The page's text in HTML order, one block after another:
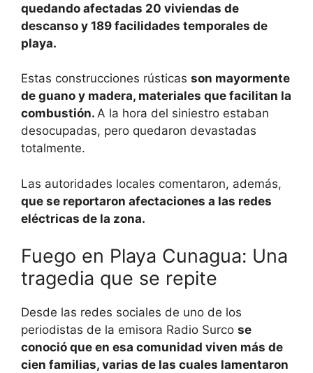
quedando afectadas 20 viviendas de
descanso y 189 facilidades temporales de
playa.
Estas construcciones rústicas son mayormente
de guano y madera, materiales que facilitan la
combustión. A la hora del siniestro estaban
desocupadas, pero quedaron devastadas
totalmente.
Las autoridades locales comentaron, además,
que se reportaron afectaciones a las redes
eléctricas de la zona.
Fuego en Playa Cunagua: Una
tragedia que se repite
Desde las redes sociales de uno de los
periodistas de la emisora Radio Surco se
conoció que en esa comunidad viven más de
cien familias, varias de las cuales lamentaron